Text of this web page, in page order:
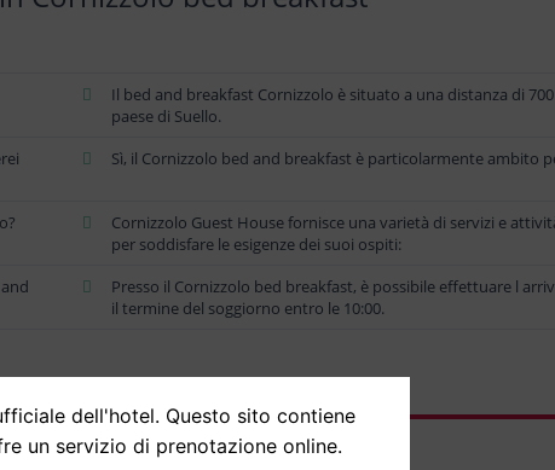
Il bed and breakfast Cornizzolo è situato a una distanza di
paese di Suello.
Sì, il Cornizzolo bed and breakfast è particolarmente ambito
Cornizzolo Guest House fornisce una varietà di servizi e
per soddisfare le esigenze dei suoi ospiti:
Presso il Cornizzolo bed breakfast, è possibile effettuare l
il termine del soggiorno entro le 10:00.
dell'hotel. Questo sito contiene
un servizio di prenotazione online.